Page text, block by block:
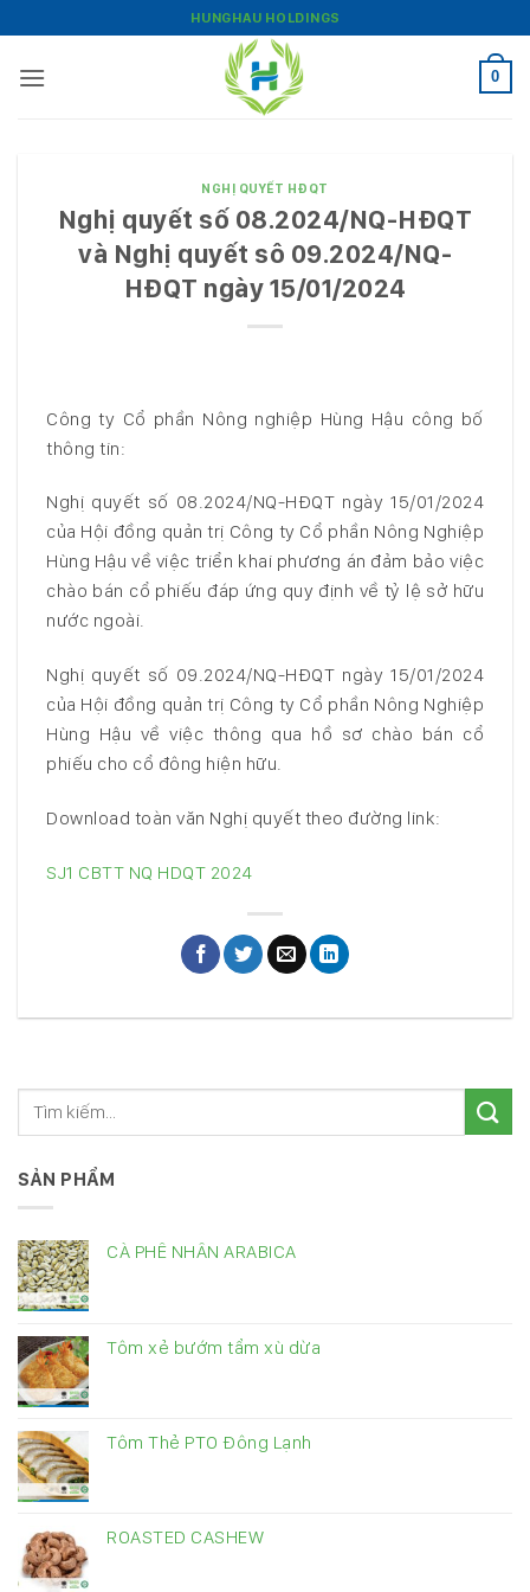
qua
nội
HUNGHAU HOLDINGS
0
NGHỊ QUYẾT HĐQT
Nghị quyết số 08.2024/NQ-HĐQT
và Nghị quyết sô 09.2024/NQ-
HĐQT ngày 15/01/2024
Công ty Cổ phần Nông nghiệp Hùng Hậu công bố
thông tin:
Nghị quyết số 08.2024/NQ-HĐQT ngày 15/01/2024
của Hội đồng quản trị Công ty Cổ phần Nông Nghiệp
Hùng Hậu về việc triển khai phương án đảm bảo việc
chào bán cổ phiếu đáp ứng quy định về tỷ lệ sở hữu
nước ngoài.
Nghị quyết số 09.2024/NQ-HĐQT ngày 15/01/2024
của Hội đồng quản trị Công ty Cổ phần Nông Nghiệp
Hùng Hậu về việc thông qua hồ sơ chào bán cổ
phiếu cho cổ đông hiện hữu.
Download toàn văn Nghị quyết theo đường link:
SJ1 CBTT NQ HDQT 2024
SẢN PHẨM
CÀ PHÊ NHÂN ARABICA
Tôm xẻ bướm tẩm xù dừa
Tôm Thẻ PTO Đông Lạnh
ROASTED CASHEW